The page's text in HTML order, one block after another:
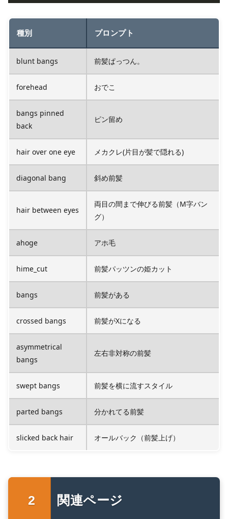
種別 プロンプト
blunt bangs 前髪ぱっつん。
forehead おでこ
bangs pinned
back
ピン留め
hair over one eye メカクレ(片目が髪で隠れる)
diagonal bang 斜め前髪
hair between eyes
両目の間まで伸びる前髪（M字バン
グ）
ahoge アホ毛
hime_cut 前髪パッツンの姫カット
bangs 前髪がある
crossed bangs 前髪がXになる
asymmetrical
bangs
左右非対称の前髪
swept bangs 前髪を横に流すスタイル
parted bangs 分かれてる前髪
slicked back hair オールバック（前髪上げ）
関連ページ